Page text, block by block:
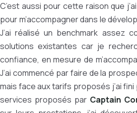
C’est aussi pour cette raison que
pour m’accompagner dans le
J’ai réalisé un benchmark assez
solutions existantes car je
confiance, en mesure de
J’ai commencé par faire de la
mais face aux tarifs proposés j’ai
services proposés par Captain